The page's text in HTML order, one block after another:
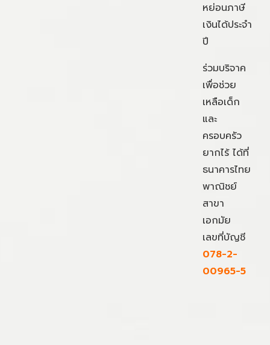
หย่อนภาษี
เงินได้ประจำ
ปี
ร่วมบริจาค
เพื่อช่วย
เหลือเด็ก
และ
ครอบครัว
ยากไร้ ได้ที่
ธนาคารไทย
พาณิชย์
สาขา
เอกมัย
เลขที่บัญชี
078-2-
00965-5